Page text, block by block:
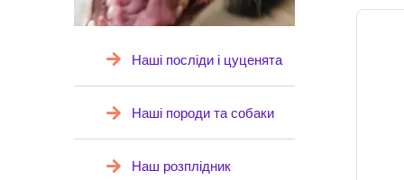
Наші посліди і цуценята
Наші породи та собаки
Наш розплідник